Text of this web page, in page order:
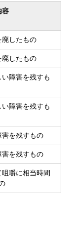
容
したもの
したもの
障害を残すも
障害を残すも
を残すもの
を残すもの
嚼に相当時間